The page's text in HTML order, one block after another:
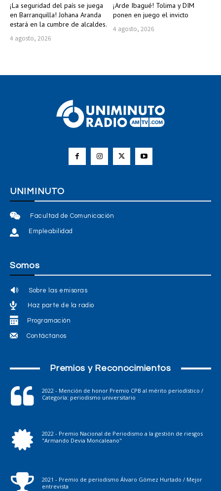
¡La seguridad del país se juega
en Barranquilla! Johana Aranda
estará en la cumbre de alcaldes.
4 agosto, 2026
¡Arde Ibagué! Tolima y DIM
ponen en juego el invicto
4 agosto, 2026
UNIMINUTO
Facultad de Comunicación
Empleabilidad
Somos
Sobre las emisoras
Haz parte de la radio
Programación
Contáctanos
Premios y Reconocimientos
2022 - Mención de honor Premio CPB al mérito periodístico /
Categoría: periodismo universitario
2022 - Premio Nacional de Periodismo a la gestión de riesgos
"Armando Devia Moncaleano"
2021 - Premio de periodismo Álvaro Gómez Hurtado / Mejor
entrevista